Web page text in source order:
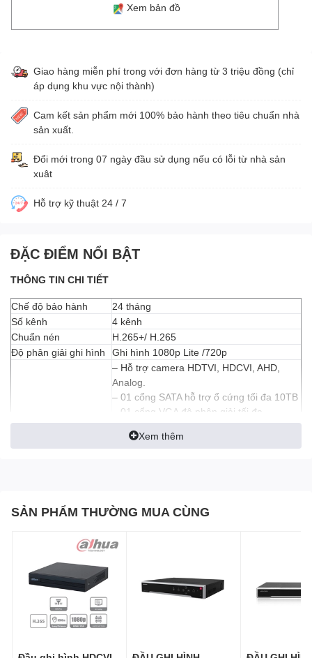
Xem bản đồ
Giao hàng miễn phí trong với đơn hàng từ 3 triệu đồng (chỉ
áp dụng khu vực nội thành)
Cam kết sản phẩm mới 100% bảo hành theo tiêu chuẩn nhà
sản xuất.
Đổi mới trong 07 ngày đầu sử dụng nếu có lỗi từ nhà sản
xuât
Hỗ trợ kỹ thuật 24 / 7
ĐẶC ĐIỂM NỔI BẬT
THÔNG TIN CHI TIẾT
Chế độ bảo hành
24 tháng
Số kênh
4 kênh
Chuẩn nén
H.265+/ H.265
Độ phân giải ghi hình
Ghi hình 1080p Lite /720p
Hỗ trợ
– Hỗ trợ camera HDTVI, HDCVI, AHD,
Analog.
– 01 cổng SATA hỗ trợ ổ cứng tối đa 10TB
– 01 cổng VGA độ phân giải tối đa
1920×1080; 01 cổng HDMI độ phân giải
4K (3840 x 2160)
– Tên miền miễn phí trọn đời của Hikvision
DC 12V
HIKVISION DS-7204HGHI-K1là dòng đầu ghi hình Turbo HD 3.0,
có 4 kênh chính hãng, chất lượng cao. Đầu ghi hình hỗ trợ ghi
hình camera 1080p Lite /720p, có 1 cổng hỗ trợ cổng SATA cùng
các tính năng thông minh khác.
Đầu ghi hình HIKVISION có tính ổn định cao khi kết nối với hệ
Xem thêm
SẢN PHẨM THƯỜNG MUA CÙNG